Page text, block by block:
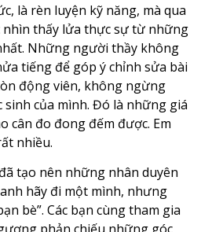
là rèn luyện kỹ năng, mà qua
nhìn thấy lửa thực sự từ những
Những người thầy không
tiếng để góp ý chỉnh sửa bài
động viên, không ngừng
sinh của mình. Đó là những giá
cân đo đong đếm được. Em
nhiều.
tạo nên những nhân duyên
hãy đi một mình, nhưng
bè”. Các bạn cùng tham gia